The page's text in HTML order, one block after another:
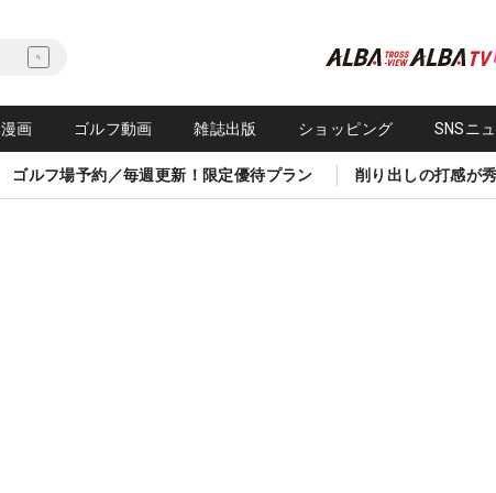
漫画 ゴルフ動画 雑誌出版 ショッピング SNSニ
ゴルフ場予約／毎週更新！限定優待プラン 削り出しの打感が